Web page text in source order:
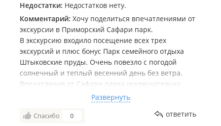
Недостатки: Недостатков нету.
Комментарий: Хочу поделиться впечатлениями от
экскурсии в Приморский Сафари парк.
В экскурсию входило посещение всех трех
экскурсий и плюс бонус Парк семейного отдыха
Штыковские пруды. Очень повезло с погодой
солнечный и теплый весенний день без ветра.
Впечатления от Сафари парка исключительно
восторженные. В первой экскурсии содержатся
хищники и довольно милые олени и косули. На
хищников можно посмотреть с мостиков а среди
Развернуть
Спасибо 0 ответить